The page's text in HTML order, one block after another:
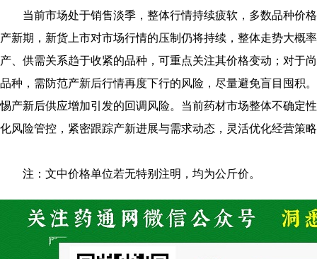
当前市场处于销售淡季，整体行情持续疲软，多数品种价
产新期，新货上市对市场行情的压制仍将持续，整体走势大概
产、供需关系趋于收紧的品种，可重点关注其价格变动；对于
品种，需防范产新后行情再度下行的风险，尽量避免盲目囤积
惕产新后供应增加引发的回调风险。当前药材市场整体不确定
化风险管控，紧密跟踪产新进展与需求动态，灵活优化经营策
注：文中价格单位若无特别注明，均为公斤价。